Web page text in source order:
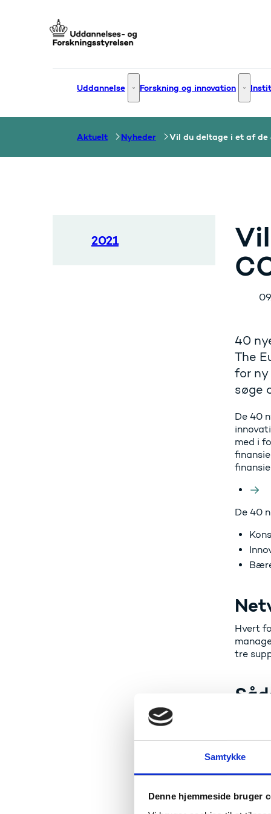
Samtykke
Denne hjemmeside bruger
Uddannelse Uddannelse - Flere links
Forskning og innovation
Aktuelt Nyheder Vil du deltage i et af de
2021
40
The
for ny
søge
De 40
med i
De 40
Hvert
tre
Ønsker
skal du
Hvad